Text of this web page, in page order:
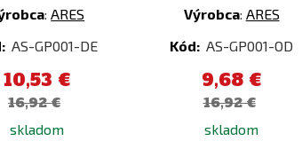
:ARES
AS-GP001-DE
10,53 €
16,92 €
skladom
Výrobca: ARES
Kód: AS-GP001-OD
9,68 €
16,92 €
skladom